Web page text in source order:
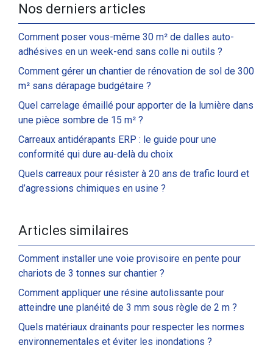
Nos derniers articles
Comment poser vous-même 30 m² de dalles auto-
adhésives en un week-end sans colle ni outils ?
Comment gérer un chantier de rénovation de sol de 300
m² sans dérapage budgétaire ?
Quel carrelage émaillé pour apporter de la lumière dans
une pièce sombre de 15 m² ?
Carreaux antidérapants ERP : le guide pour une
conformité qui dure au-delà du choix
Quels carreaux pour résister à 20 ans de trafic lourd et
d’agressions chimiques en usine ?
Articles similaires
Comment installer une voie provisoire en pente pour
chariots de 3 tonnes sur chantier ?
Comment appliquer une résine autolissante pour
atteindre une planéité de 3 mm sous règle de 2 m ?
Quels matériaux drainants pour respecter les normes
environnementales et éviter les inondations ?